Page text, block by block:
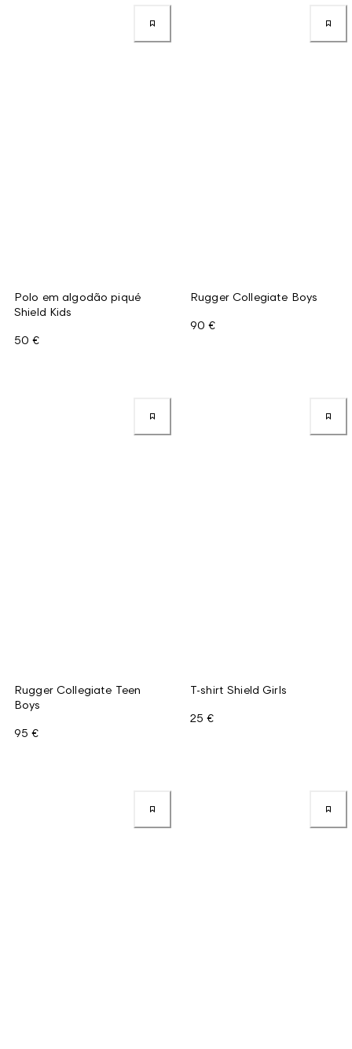
Polo em algodão piqué
Shield Kids
50 €
Rugger Collegiate Boys
90 €
Rugger Collegiate Teen
Boys
95 €
T-shirt Shield Girls
25 €